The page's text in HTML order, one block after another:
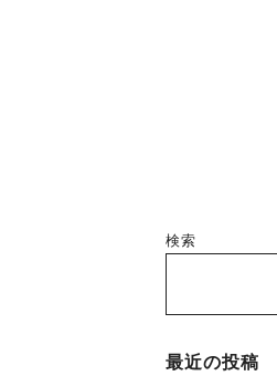
検索
最近の投稿